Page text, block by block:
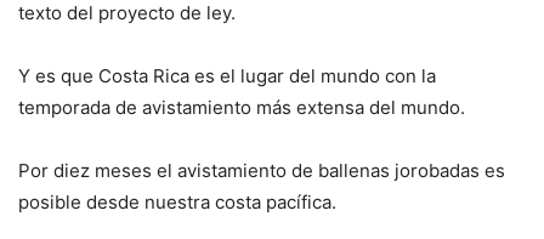
texto del proyecto de ley.
Y es que Costa Rica es el lugar del mundo con la
temporada de avistamiento más extensa del mundo.
Por diez meses el avistamiento de ballenas jorobadas es
posible desde nuestra costa pacífica.